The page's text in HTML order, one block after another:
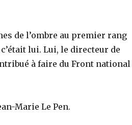
de l’ombre au premier rang
lui. Lui, le directeur de
à faire du Front national
Marie Le Pen.